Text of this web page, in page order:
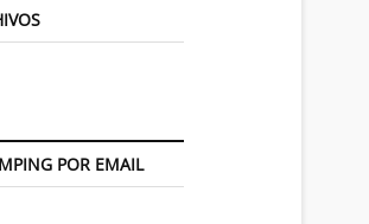
POR EMAIL